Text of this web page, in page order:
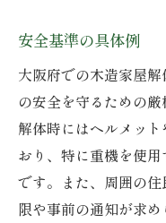
安全基準の具体例
大阪府での木造家屋
の安全を守るための厳
解体時にはヘルメッ
おり、特に重機を使
です。また、周囲の
限や事前の通知が求